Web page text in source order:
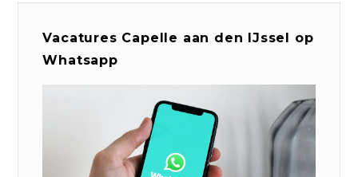
Vacatures Capelle aan den IJssel op
Whatsapp